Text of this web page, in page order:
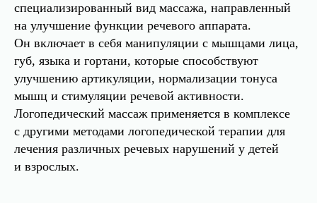
специализированный вид массажа, направленный
на улучшение функции речевого аппарата.
Он включает в себя манипуляции с мышцами лица,
губ, языка и гортани, которые способствуют
улучшению артикуляции, нормализации тонуса
мышц и стимуляции речевой активности.
Логопедический массаж применяется в комплексе
с другими методами логопедической терапии для
лечения различных речевых нарушений у детей
и взрослых.